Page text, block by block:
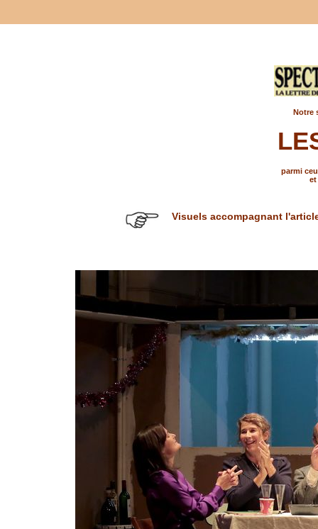
Notre
parmi
et
Visuels accompagnant